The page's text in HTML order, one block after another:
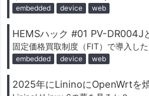
embedded device web
HEMSハック #01 PV-DR004J
固定価格買取制度（FIT）で導入し
embedded device web
2025年にLininoにOpenWrtを